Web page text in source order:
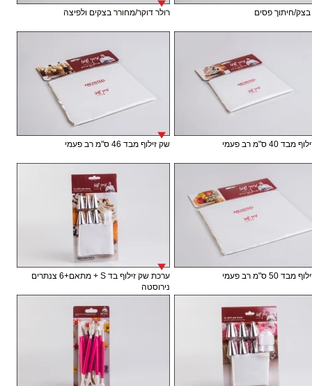
בצק/חיתוך פסים רולר דוקר/מחורר בצקים ולפיצה
40 ס"מ רב פעמי שק זילוף מבד 46 ס"מ רב פעמי
50 ס"מ רב פעמי
ערכת שק זילוף בד S + מתאם+6 צנתרים
נירוסטה